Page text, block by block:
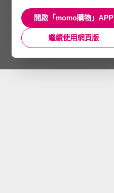
開啟「momo購物」APP
繼續使用網頁版